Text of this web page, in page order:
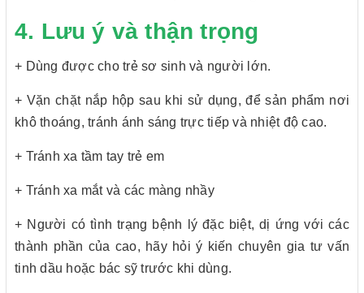
4. Lưu ý và thận trọng
+ Dùng được cho trẻ sơ sinh và người lớn.
+ Vặn chặt nắp hộp sau khi sử dụng, để sản phẩm nơi
khô thoáng, tránh ánh sáng trực tiếp và nhiệt độ cao.
+ Tránh xa tầm tay trẻ em
+ Tránh xa mắt và các màng nhầy
+ Người có tình trạng bệnh lý đặc biệt, dị ứng với các
thành phần của cao, hãy hỏi ý kiến chuyên gia tư vấn
tinh dầu hoặc bác sỹ trước khi dùng.